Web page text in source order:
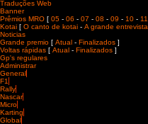
Traduções Web
Banner
Prêmios MRO [ 05 - 06 - 07 - 08 - 09 - 10 - 11
Kotai [ O canto de kotai - A grande entrevista
Noticias
Grande premio [ Atual - Finalizados ]
Voltas rápidas [ Atual - Finalizados ]
Gp's regulares
Administrar
General
F1
Rally
Nascar
Micro
Karting
Global